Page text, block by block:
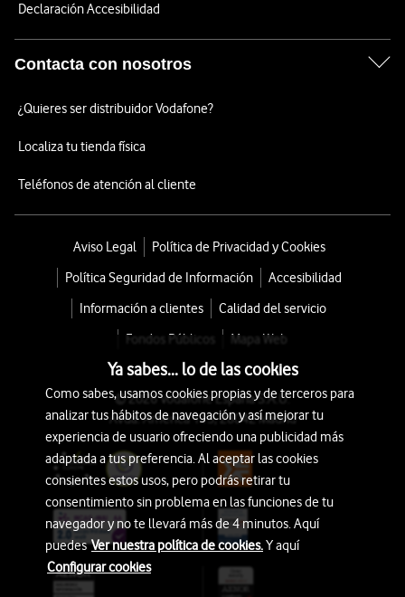
Declaración Accesibilidad
Contacta con nosotros
¿Quieres ser distribuidor Vodafone?
Localiza tu tienda física
Teléfonos de atención al cliente
Aviso Legal
Política de Privacidad y Cookies
Política Seguridad de Información
Accesibilidad
Información a clientes
Calidad del servicio
Fondos Públicos
Mapa Web
© 2026 Vodafone España S.A.U.
Avda. América 115, 28042 Madrid
Ya sabes... lo de las cookies
Como sabes, usamos cookies propias y de terceros para
analizar tus hábitos de navegación y así mejorar tu
experiencia de usuario ofreciendo una publicidad más
adaptada a tus preferencia. Al aceptar las cookies
consientes estos usos, pero podrás retirar tu
consentimiento sin problema en las funciones de tu
navegador y no te llevará más de 4 minutos. Aquí
puedesVer nuestra política de cookies.Y aquí
Configurar cookies